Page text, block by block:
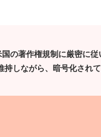
の著作権規制に厳密に従
持しながら、暗号化され